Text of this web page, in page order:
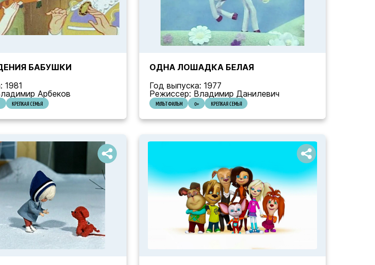
БАБУШКИ
1981
Арбеков
КРЕПКАЯ СЕМЬЯ
ОДНА ЛОШАДКА БЕЛАЯ
Год выпуска: 1977
Режиссер: Владимир Данилевич
МУЛЬТФИЛЬМ 0+ КРЕПКАЯ СЕМЬЯ